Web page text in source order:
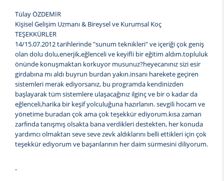
Tülay ÖZDEMİR
Kişisel Gelişim Uzmanı & Bireysel ve Kurumsal Koç
TEŞEKKÜRLER
14/15.07.2012 tarihlerinde "sunum teknikleri" ve içeriği çok geniş
olan dolu dolu,enerjik,eğlenceli ve keyifli bir eğitim aldım.topluluk
önünde konuşmaktan korkuyor musunuz?heyecanınız sizi esir
girdabına mı aldı buyrun burdan yakın.insanı harekete geçiren
sistemleri merak ediyorsanız, bu programda kendinizden
başlayarak tüm sistemlere ulaşacağınız ilginç ve bir o kadar da
eğlenceli,harika bir keşif yolculuğuna hazırlanın. sevgili hocam ve
yönetime buradan çok ama çok teşekkür ediyorum.kısa zaman
zarfında tanışmış olsakta bana verdikleri destekten, her konuda
yardımcı olmaktan seve seve zevk aldıklarını belli ettikleri için çok
teşekkür ediyorum ve başarılarının her daim sürmesini diliyorum.
-